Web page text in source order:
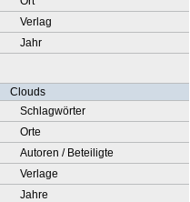
Verlag
Jahr
Clouds
Schlagwörter
Orte
Autoren / Beteiligte
Verlage
Jahre